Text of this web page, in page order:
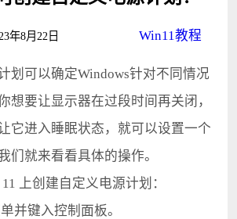
年8月22日 Win11教程
可以确定Windows针对不同情况
想要让显示器在过段时间再关闭，
它进入睡眠状态，就可以设置一个
们就来看看具体的操作。
上创建自定义电源计划：
键入控制面板。